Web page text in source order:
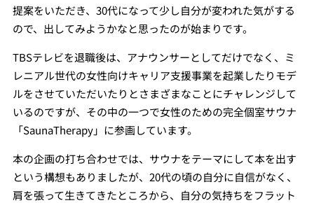
提案をいただき、30代になって少し自分が変われた気がする
ので、出してみようかなと思ったのが始まりです。
TBSテレビを退職後は、アナウンサーとしてだけでなく、ミ
レニアル世代の女性向けキャリア支援事業を起業したりモデ
ルをさせていただいたりとさまざまなことにチャレンジして
いるのですが、その中の一つで女性のための完全個室サウナ
「SaunaTherapy」に参画しています。
本の企画の打ち合わせでは、サウナをテーマにして本を出す
という構想もありましたが、20代の頃の自分に自信がなく、
肩を張って生きてきたところから、自分の気持ちをフラット